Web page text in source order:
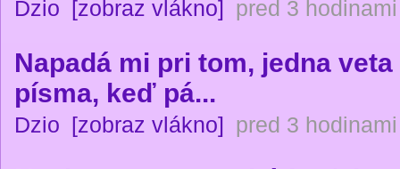
Dzio [zobraz vlákno] pred 3 hodinami
Napadá mi pri tom, jedna veta
písma, keď pá...
Dzio [zobraz vlákno] pred 3 hodinami